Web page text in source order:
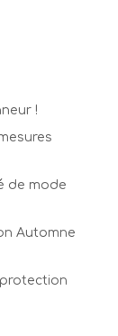
!
de mode
Automne